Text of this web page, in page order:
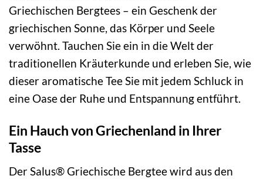
Griechischen Bergtees – ein Geschenk der
griechischen Sonne, das Körper und Seele
verwöhnt. Tauchen Sie ein in die Welt der
traditionellen Kräuterkunde und erleben Sie, wie
dieser aromatische Tee Sie mit jedem Schluck in
eine Oase der Ruhe und Entspannung entführt.
Ein Hauch von Griechenland in Ihrer
Tasse
Der Salus® Griechische Bergtee wird aus den